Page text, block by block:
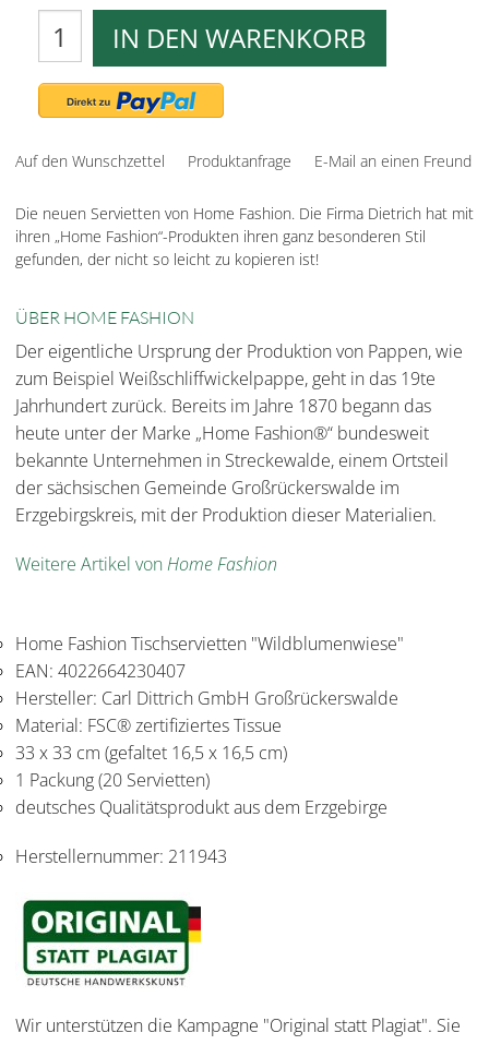
IN DEN WARENKORB
Auf den Wunschzettel Produktanfrage E-Mail an einen Freund
Die neuen Servietten von Home Fashion. Die Firma Dietrich hat mit
ihren „Home Fashion“-Produkten ihren ganz besonderen Stil
gefunden, der nicht so leicht zu kopieren ist!
ÜBER HOME FASHION
Der eigentliche Ursprung der Produktion von Pappen, wie
zum Beispiel Weißschliffwickelpappe, geht in das 19te
Jahrhundert zurück. Bereits im Jahre 1870 begann das
heute unter der Marke „Home Fashion®“ bundesweit
bekannte Unternehmen in Streckewalde, einem Ortsteil
der sächsischen Gemeinde Großrückerswalde im
Erzgebirgskreis, mit der Produktion dieser Materialien.
Weitere Artikel vonHome Fashion
Home Fashion Tischservietten "Wildblumenwiese"
EAN: 4022664230407
Hersteller: Carl Dittrich GmbH Großrückerswalde
Material: FSC® zertifiziertes Tissue
33 x 33 cm (gefaltet 16,5 x 16,5 cm)
1 Packung (20 Servietten)
deutsches Qualitätsprodukt aus dem Erzgebirge
Herstellernummer: 211943
Wir unterstützen die Kampagne "Original statt Plagiat". Sie